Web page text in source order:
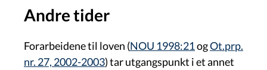
Andre tider
Forarbeidene til loven (NOU 1998:21ogOt.prp.
nr. 27, 2002-2003) tar utgangspunkt i et annet